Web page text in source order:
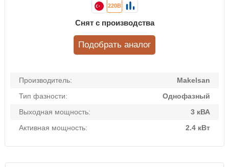
Производитель:
Makelsan
Тип фазности:
Однофазный
Выходная мощность:
3 кВА
Активная мощность:
2.4 кВт
220В
Снят с производства
Подобрать аналог